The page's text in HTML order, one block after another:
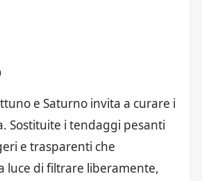
e Saturno invita a curare i
Sostituite i tendaggi pesanti
e trasparenti che
luce di filtrare liberamente,